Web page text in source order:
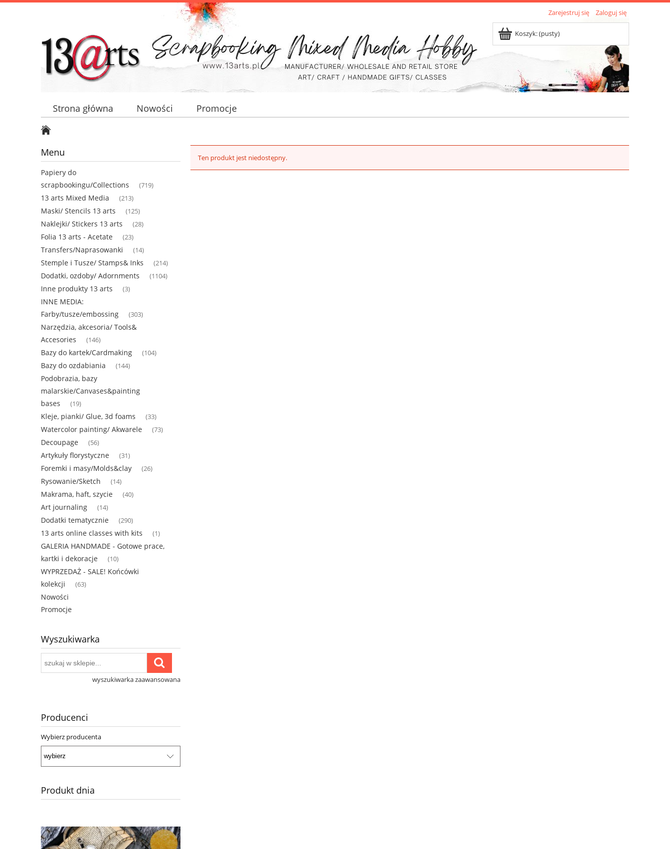
Zarejestruj się Zaloguj się
Koszyk:(pusty)
Strona główna Nowości Promocje
Menu
Papiery do
scrapbookingu/Collections
(719)
13 arts Mixed Media (213)
Maski/ Stencils 13 arts (125)
Naklejki/ Stickers 13 arts (28)
Folia 13 arts - Acetate (23)
Transfers/Naprasowanki (14)
Stemple i Tusze/ Stamps& Inks (214)
Dodatki, ozdoby/ Adornments (1104)
Inne produkty 13 arts (3)
INNE MEDIA:
Farby/tusze/embossing
(303)
Narzędzia, akcesoria/ Tools&
Accesories
(146)
Bazy do kartek/Cardmaking (104)
Bazy do ozdabiania (144)
Podobrazia, bazy
malarskie/Canvases&painting
bases
(19)
Kleje, pianki/ Glue, 3d foams (33)
Watercolor painting/ Akwarele (73)
Decoupage (56)
Artykuły florystyczne (31)
Foremki i masy/Molds&clay (26)
Rysowanie/Sketch (14)
Makrama, haft, szycie (40)
Art journaling (14)
Dodatki tematycznie (290)
13 arts online classes with kits (1)
GALERIA HANDMADE - Gotowe prace,
kartki i dekoracje
(10)
WYPRZEDAŻ - SALE! Końcówki
kolekcji
(63)
Nowości
Promocje
Wyszukiwarka
wyszukiwarka zaawansowana
Producenci
Wybierz producenta
Produkt dnia
Ten produkt jest niedostępny.